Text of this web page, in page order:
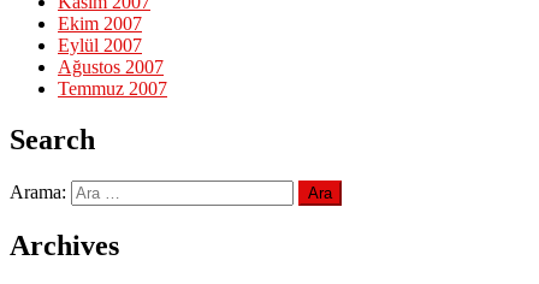
Ekim 2007
Eylül 2007
Ağustos 2007
Temmuz 2007
Search
Arama:
Archives